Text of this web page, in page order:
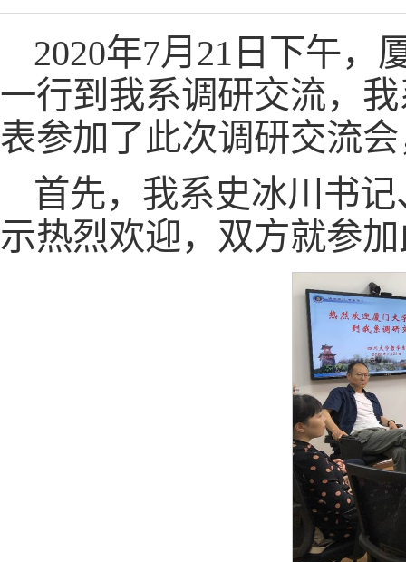
2020年7月21日下午，
一行到我系调研交流，
表参加了此次调研交流
首先，我系史冰川书
示热烈欢迎，双方就参